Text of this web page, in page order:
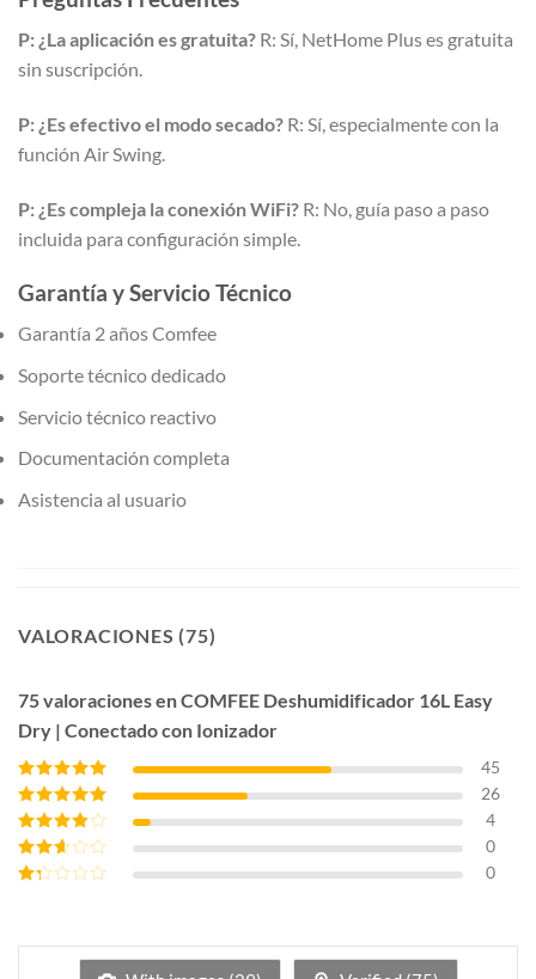
P: ¿La aplicación es gratuita? R: Sí, NetHome Plus es gratuita
sin suscripción.
P: ¿Es efectivo el modo secado? R: Sí, especialmente con la
función Air Swing.
P: ¿Es compleja la conexión WiFi? R: No, guía paso a paso
incluida para configuración simple.
Garantía y Servicio Técnico
Garantía 2 años Comfee
Soporte técnico dedicado
Servicio técnico reactivo
Documentación completa
Asistencia al usuario
VALORACIONES (75)
75 valoraciones enCOMFEE Deshumidificador 16L Easy
Dry | Conectado con Ionizador
Valorado con
de 5
45
Valorado con
4de 5
26
Valorado
con
de
5
4
Valorado
0
de
0